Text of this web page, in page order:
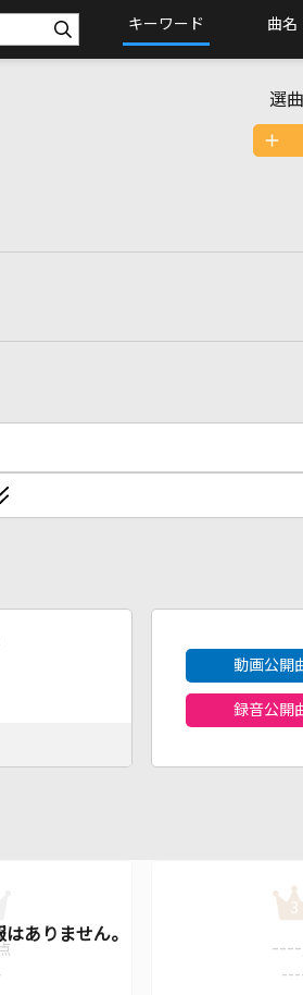
キーワード 曲名
選
動画公開
録音公開
点
3
----